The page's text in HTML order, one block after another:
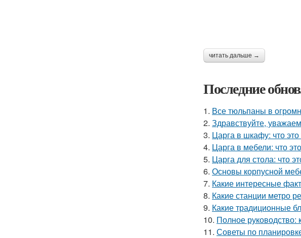
читать дальше →
Последние
1. Все тюльпаны в
2. Здравствуйте,
3. Царга в шкафу: что
4. Царга в мебели: что
5. Царга для стола: что
6. Основы корпусной
7. Какие интересные
8. Какие станции метро
9. Какие традиционные
10. Полное руководство:
11. Советы по